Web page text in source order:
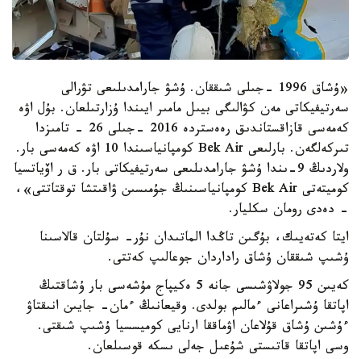
«ۇشاق 1996 -جىلى شىققان. ۇشۋ جارامدىلىعى تۋرالى
سەرتيفيكاتى مەن كۋالىگى بيىل مامىر ايىندا ۇزارتىلعان. بۇل اۋە
كەمەسى قازاقستاندىق رەەستردە 2016 -جىلى 26 - تامىزدا
تىركەلگەن. بارلىعى Bek Air كومپانياسىندا 10 اۋە كەمەسى بار.
ولاردىڭ 9-ىندا ۇشۋ جارامدىلىعى سەرتيفيكاتى بار. ق ر اۆياتسيا
كوميتەتى Bek Air كومپانياسىنىڭ جۇمىسىن ۋاقىتشا توقتاتتى»،
- دەدى رومان سكليار.
ايتا كەتەيىك، بۇگىن تاڭدا الماتىدان نۇر- سۇلتان قالاسىنا
ۇشىپ شىققان ۇشاق راداردان جوعالىپ كەتتى.
كەيىن 95 جولاۋشىسى جانە 5 ەكيپاج مۇشەسى بار ۇشاقتىڭ
اپاتقا ۇشىراعانى ءمالىم بولدى. وقيعانىڭ ءمان- جايىن انىقتاۋ
ءۇشىن ۇشاق قۇلاعان اۋماققا ارنايى كوميسسيا ۇشىپ شىقتى.
وسى اپاتقا قاتىستى شۇعىل جەلى ىسكە قوسىلعان.